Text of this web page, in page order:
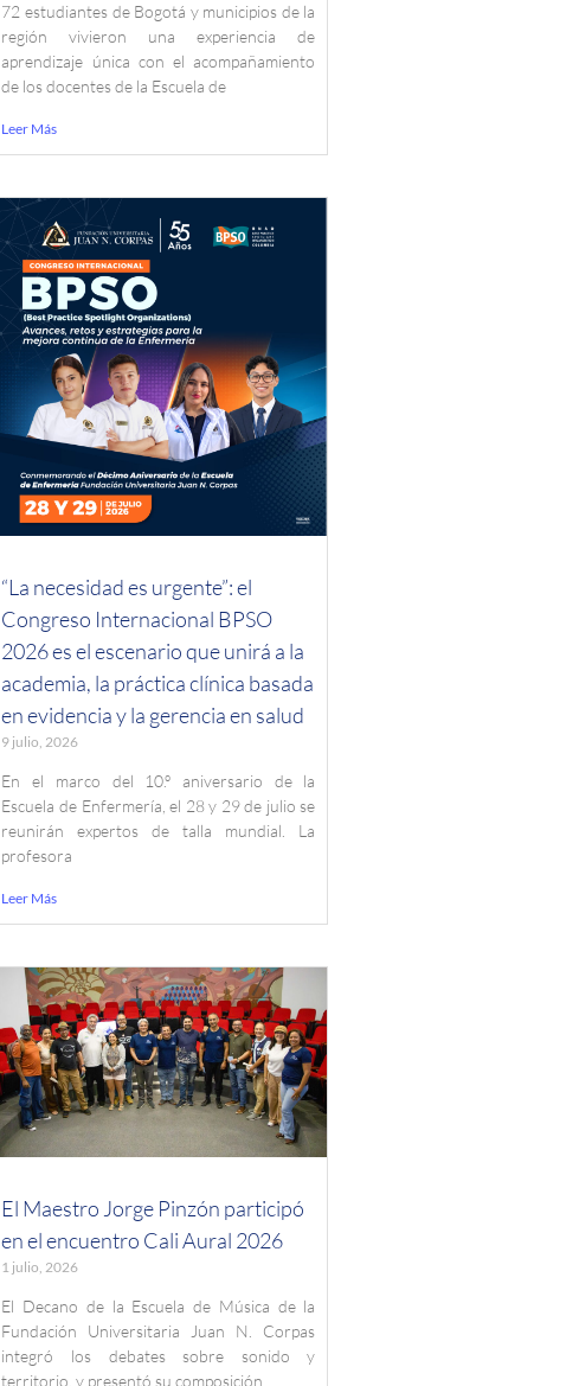
72 estudiantes de Bogotá y municipios de la
región vivieron una experiencia de
aprendizaje única con el acompañamiento
de los docentes de la Escuela de
Leer Más
“La necesidad es urgente”: el
Congreso Internacional BPSO
2026 es el escenario que unirá a la
academia, la práctica clínica basada
en evidencia y la gerencia en salud
9 julio, 2026
En el marco del 10.º aniversario de la
Escuela de Enfermería, el 28 y 29 de julio se
reunirán expertos de talla mundial. La
profesora
Leer Más
El Maestro Jorge Pinzón participó
en el encuentro Cali Aural 2026
1 julio, 2026
El Decano de la Escuela de Música de la
Fundación Universitaria Juan N. Corpas
integró los debates sobre sonido y
territorio, y presentó su composición